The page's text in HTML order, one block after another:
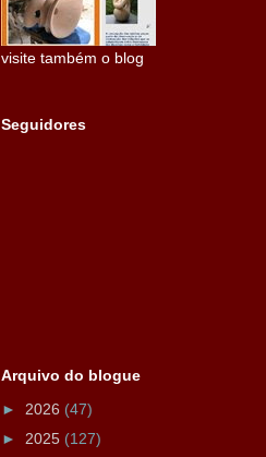
visite também o blog
Seguidores
Arquivo do blogue
► 2026 (47)
► 2025 (127)